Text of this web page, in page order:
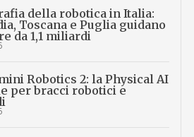
della robotica in Italia:
Toscana e Puglia guidano
da 1,1 miliardi
Robotics 2: la Physical AI
per bracci robotici e